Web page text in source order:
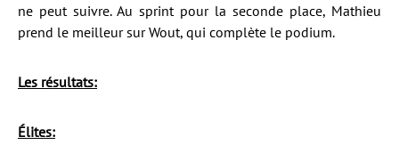
ne peut suivre. Au sprint pour la seconde place, Mathieu
prend le meilleur sur Wout, qui complète le podium.
Les résultats:
Élites: